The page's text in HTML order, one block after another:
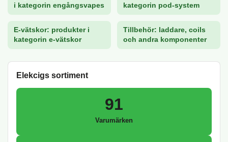
i kategorin engångsvapes
kategorin pod-system
E-vätskor: produkter i
kategorin e-vätskor
Tillbehör: laddare, coils
och andra komponenter
Elekcigs sortiment
91
Varumärken